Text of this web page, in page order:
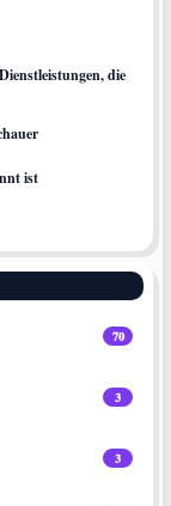
die
ist
70
3
3